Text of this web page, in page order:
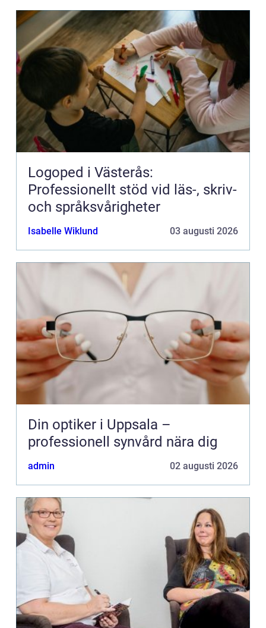
Logoped i Västerås:
Professionellt stöd vid läs-, skriv-
och språksvårigheter
Isabelle Wiklund 03 augusti 2026
Din optiker i Uppsala –
professionell synvård nära dig
admin 02 augusti 2026